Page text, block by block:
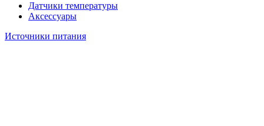
Датчики температуры
Аксессуары
Источники питания